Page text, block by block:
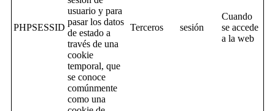
PHPSESSID
usuario y para
pasar los datos
de estado a
través de una
cookie
temporal, que
se conoce
comúnmente
como una
Terceros sesión
Cuando
se accede
a la web